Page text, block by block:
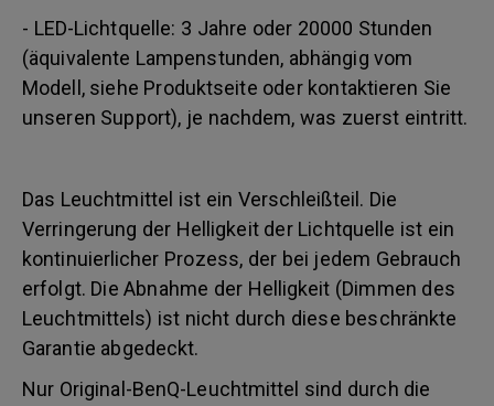
- LED-Lichtquelle: 3 Jahre oder 20000 Stunden
(äquivalente Lampenstunden, abhängig vom
Modell, siehe Produktseite oder kontaktieren Sie
unseren Support), je nachdem, was zuerst eintritt.
Das Leuchtmittel ist ein Verschleißteil. Die
Verringerung der Helligkeit der Lichtquelle ist ein
kontinuierlicher Prozess, der bei jedem Gebrauch
erfolgt. Die Abnahme der Helligkeit (Dimmen des
Leuchtmittels) ist nicht durch diese beschränkte
Garantie abgedeckt.
Nur Original-BenQ-Leuchtmittel sind durch die